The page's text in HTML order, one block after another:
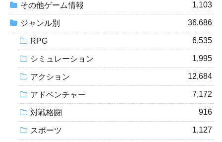
その他ゲーム情報 1,103
ジャンル別 36,686
RPG 6,535
シミュレーション 1,995
アクション 12,684
アドベンチャー 7,172
対戦格闘 916
スポーツ 1,127